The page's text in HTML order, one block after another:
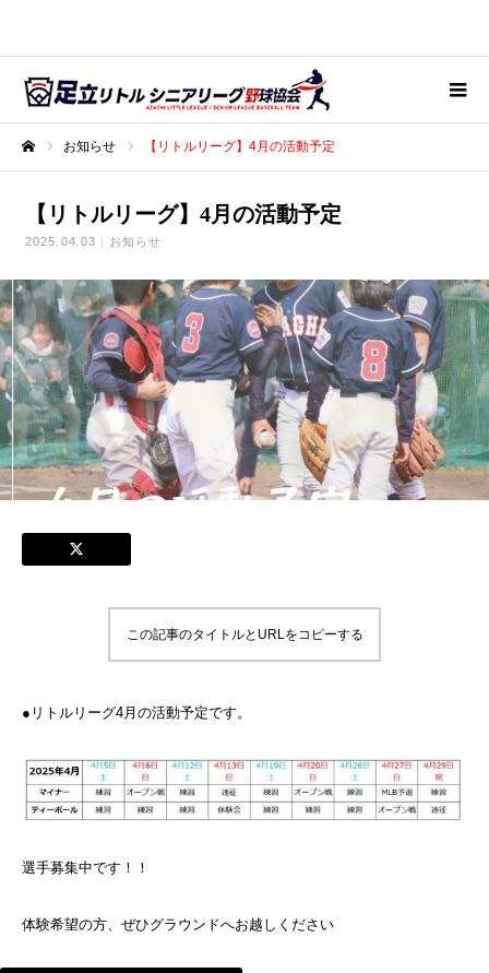
お知らせ 【リトルリーグ】4月の活動予定
【リトルリーグ】4月の活動予定
2025.04.03 お知らせ
この記事のタイトルとURLをコピーする
●リトルリーグ4月の活動予定です。
選手募集中です！！
体験希望の方、ぜひグラウンドへお越しください